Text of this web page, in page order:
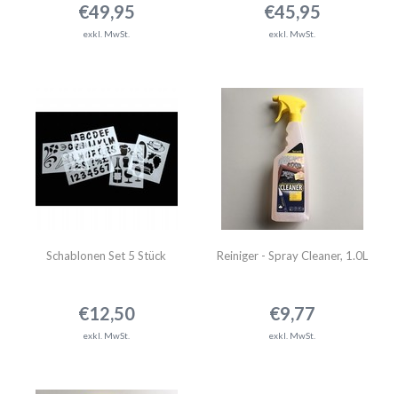
€49,95
exkl. MwSt.
€45,95
exkl. MwSt.
Schablonen Set 5 Stück
€12,50
exkl. MwSt.
Reiniger - Spray Cleaner, 1.0L
€9,77
exkl. MwSt.